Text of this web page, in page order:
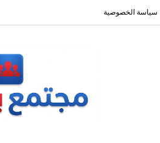
سياسة الخصوصية